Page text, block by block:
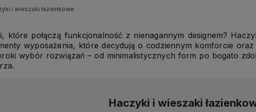
i wieszaki łazienkowe
które połączą funkcjonalność z nienagannym designem?
wyposażenia, które decydują o codziennym komforcie
wybór rozwiązań – od minimalistycznych form po bogato
Haczyki i wieszaki